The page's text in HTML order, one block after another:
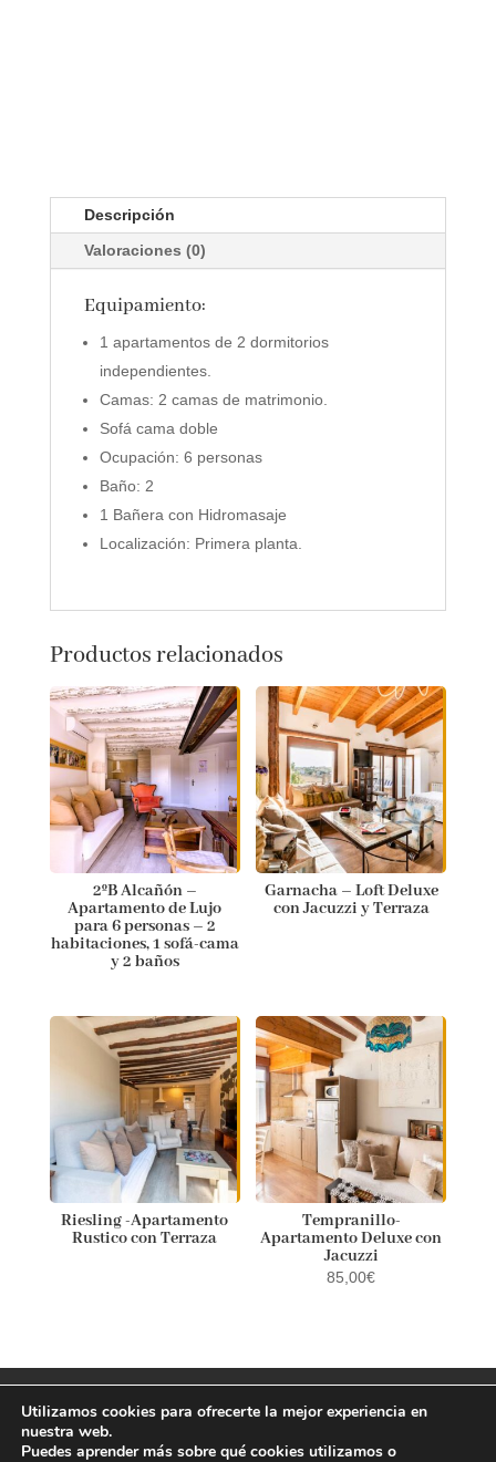
Descripción
Valoraciones (0)
Equipamiento:
1 apartamentos de 2 dormitorios
independientes.
Camas: 2 camas de matrimonio.
Sofá cama doble
Ocupación: 6 personas
Baño: 2
1 Bañera con Hidromasaje
Localización: Primera planta.
Productos relacionados
2ºB Alcañón –
Apartamento de Lujo
para 6 personas – 2
habitaciones, 1 sofá-cama
y 2 baños
Garnacha – Loft Deluxe
con Jacuzzi y Terraza
Riesling -Apartamento
Rustico con Terraza
Tempranillo-
Apartamento Deluxe con
Jacuzzi
85,00€
Política de Cookies
Utilizamos cookies para ofrecerte la mejor experiencia en
nuestra web.
Puedes aprender más sobre qué cookies utilizamos o